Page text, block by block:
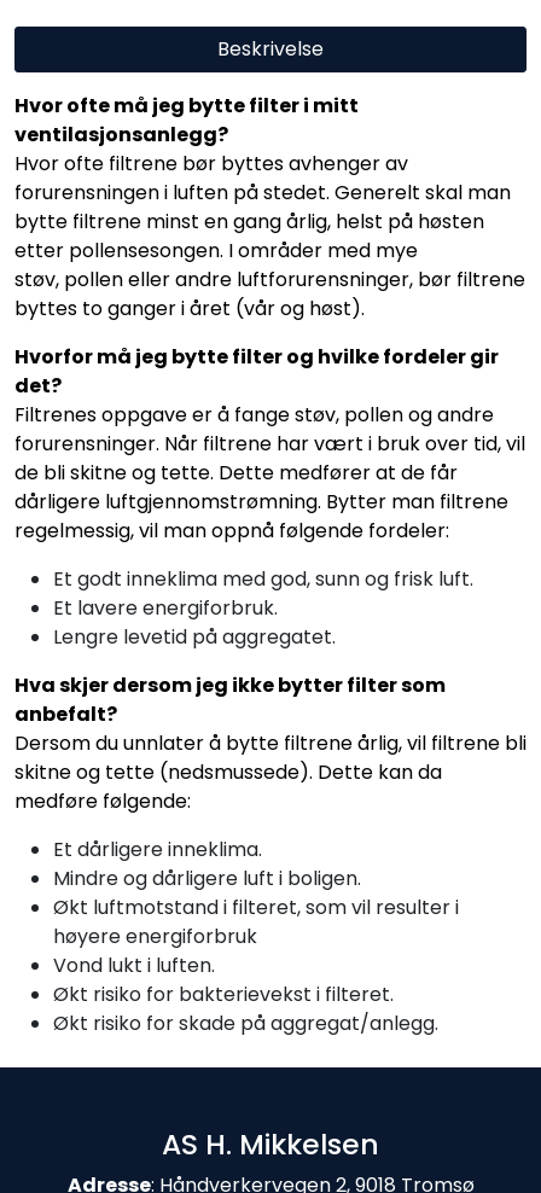
Beskrivelse
Hvor ofte må jeg bytte filter i mitt
ventilasjonsanlegg?
Hvor ofte filtrene bør byttes avhenger av
forurensningen i luften på stedet. Generelt skal man
bytte filtrene minst en gang årlig, helst på høsten
etter pollensesongen. I områder med mye
støv, pollen eller andre luftforurensninger, bør filtrene
byttes to ganger i året (vår og høst).
Hvorfor må jeg bytte filter og hvilke fordeler gir
det?
Filtrenes oppgave er å fange støv, pollen og andre
forurensninger. Når filtrene har vært i bruk over tid, vil
de bli skitne og tette. Dette medfører at de får
dårligere luftgjennomstrømning. Bytter man filtrene
regelmessig, vil man oppnå følgende fordeler:
Et godt inneklima med god, sunn og frisk luft.
Et lavere energiforbruk.
Lengre levetid på aggregatet.
Hva skjer dersom jeg ikke bytter filter som
anbefalt?
Dersom du unnlater å bytte filtrene årlig, vil filtrene bli
skitne og tette (nedsmussede). Dette kan da
medføre følgende:
Et dårligere inneklima.
Mindre og dårligere luft i boligen.
Økt luftmotstand i filteret, som vil resulter i
høyere energiforbruk
Vond lukt i luften.
Økt risiko for bakterievekst i filteret.
Økt risiko for skade på aggregat/anlegg.
AS H. Mikkelsen
Adresse: Håndverkervegen 2, 9018 Tromsø